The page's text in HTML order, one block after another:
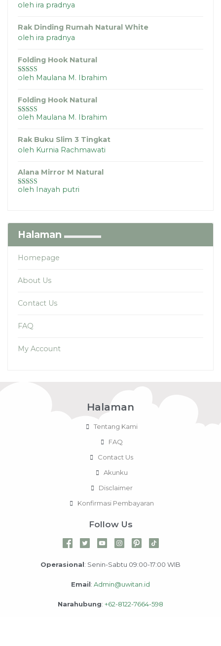
Dinilai5dari
oleh ira pradnya
Rak Dinding Rumah Natural White
oleh ira pradnya
Folding Hook Natural
Dinilai5dari
oleh Maulana M. Ibrahim
Folding Hook Natural
Dinilai4
oleh Maulana M. Ibrahim
Rak Buku Slim 3 Tingkat
oleh Kurnia Rachmawati
Alana Mirror M Natural
Dinilai 5dari
oleh Inayah putri
Halaman
Homepage
About Us
Contact Us
FAQ
My Account
Halaman
Tentang Kami
FAQ
Contact Us
Akunku
Disclaimer
Konfirmasi Pembayaran
Follow Us
Operasional: Senin-Sabtu 09:00-17:00 WIB
Email: Admin@uwitan.id
Narahubung: +62-8122-7664-598